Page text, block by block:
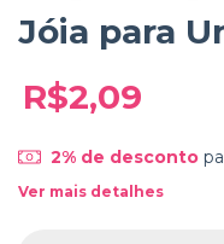
Jóia para
R$2,09
2% de desconto
Ver mais detalhes